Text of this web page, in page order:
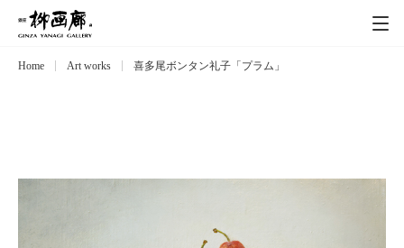
Exhibitions
Home Art works 喜多尾ボンタン礼子「プラム」